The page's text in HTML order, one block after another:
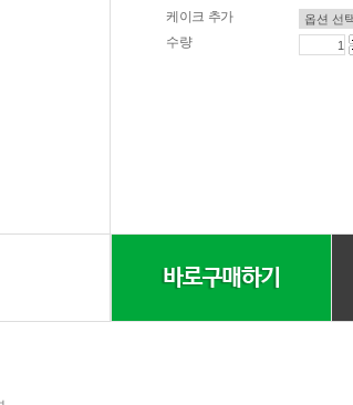
케이크 추가
수량